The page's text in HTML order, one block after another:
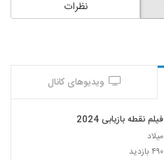
نظرات
ویدیوهای کانال
فیلم نقطه بازیابی 2024
میلاد
۴۹۰ بازدید